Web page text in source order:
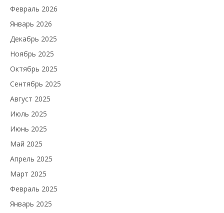
Февраль 2026
Январь 2026
Декабрь 2025
Ноябрь 2025
Октябрь 2025
Сентябрь 2025
Август 2025
Июль 2025
Июнь 2025
Май 2025
Апрель 2025
Март 2025
Февраль 2025
Январь 2025